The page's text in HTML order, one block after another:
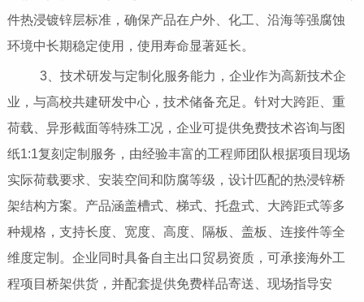
件热浸镀锌层标准，确保产品在户外、化工、沿海等强腐蚀
环境中长期稳定使用，使用寿命显著延长。
3、技术研发与定制化服务能力，企业作为高新技术企
业，与高校共建研发中心，技术储备充足。针对大跨距、重
荷载、异形截面等特殊工况，企业可提供免费技术咨询与图
纸1:1复刻定制服务，由经验丰富的工程师团队根据项目现场
实际荷载要求、安装空间和防腐等级，设计匹配的热浸锌桥
架结构方案。产品涵盖槽式、梯式、托盘式、大跨距式等多
种规格，支持长度、宽度、高度、隔板、盖板、连接件等全
维度定制。企业同时具备自主出口贸易资质，可承接海外工
程项目桥架供货，并配套提供免费样品寄送、现场指导安